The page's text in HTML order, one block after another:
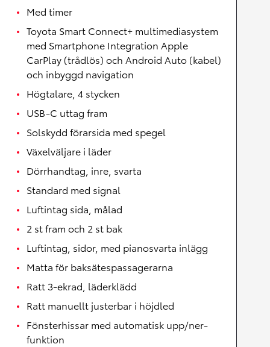
Med timer
Toyota Smart Connect+ multimediasystem
med Smartphone Integration Apple
CarPlay (trådlös) och Android Auto (kabel)
och inbyggd navigation
Högtalare, 4 stycken
USB-C uttag fram
Solskydd förarsida med spegel
Växelväljare i läder
Dörrhandtag, inre, svarta
Standard med signal
Luftintag sida, målad
2 st fram och 2 st bak
Luftintag, sidor, med pianosvarta inlägg
Matta för baksätespassagerarna
Ratt 3-ekrad, läderklädd
Ratt manuellt justerbar i höjdled
Fönsterhissar med automatisk upp/ner-
funktion